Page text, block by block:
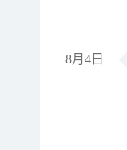
8月4日